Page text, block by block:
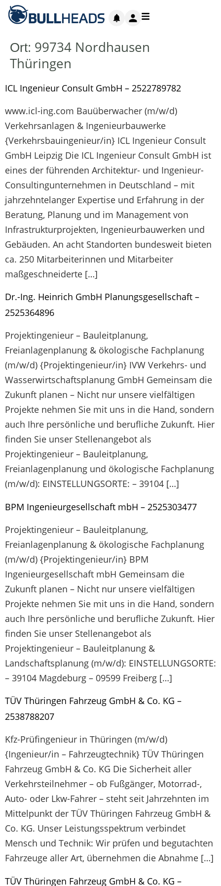
Ort: 99734 Nordhausen
Thüringen
ICL Ingenieur Consult GmbH – 2522789782
www.icl-ing.com Bauüberwacher (m/w/d)
Verkehrsanlagen & Ingenieurbauwerke
{Verkehrsbauingenieur/in} ICL Ingenieur Consult
GmbH Leipzig Die ICL Ingenieur Consult GmbH ist
eines der führenden Architektur- und Ingenieur-
Consultingunternehmen in Deutschland – mit
jahrzehntelanger Expertise und Erfahrung in der
Beratung, Planung und im Management von
Infrastrukturprojekten, Ingenieurbauwerken und
Gebäuden. An acht Standorten bundesweit bieten
ca. 250 Mitarbeiterinnen und Mitarbeiter
maßgeschneiderte […]
Dr.-Ing. Heinrich GmbH Planungsgesellschaft –
2525364896
Projektingenieur – Bauleitplanung,
Freianlagenplanung & ökologische Fachplanung
(m/w/d) {Projektingenieur/in} IVW Verkehrs- und
Wasserwirtschaftsplanung GmbH Gemeinsam die
Zukunft planen – Nicht nur unsere vielfältigen
Projekte nehmen Sie mit uns in die Hand, sondern
auch Ihre persönliche und berufliche Zukunft. Hier
finden Sie unser Stellenangebot als
Projektingenieur – Bauleitplanung,
Freianlagenplanung und ökologische Fachplanung
(m/w/d): EINSTELLUNGSORTE: – 39104 […]
BPM Ingenieurgesellschaft mbH – 2525303477
Projektingenieur – Bauleitplanung,
Freianlagenplanung & ökologische Fachplanung
(m/w/d) {Projektingenieur/in} BPM
Ingenieurgesellschaft mbH Gemeinsam die
Zukunft planen – Nicht nur unsere vielfältigen
Projekte nehmen Sie mit uns in die Hand, sondern
auch Ihre persönliche und berufliche Zukunft. Hier
finden Sie unser Stellenangebot als
Projektingenieur – Bauleitplanung &
Landschaftsplanung (m/w/d): EINSTELLUNGSORTE:
– 39104 Magdeburg – 09599 Freiberg […]
TÜV Thüringen Fahrzeug GmbH & Co. KG –
2538788207
Kfz-Prüfingenieur in Thüringen (m/w/d)
{Ingenieur/in – Fahrzeugtechnik} TÜV Thüringen
Fahrzeug GmbH & Co. KG Die Sicherheit aller
Verkehrsteilnehmer – ob Fußgänger, Motorrad-,
Auto- oder Lkw-Fahrer – steht seit Jahrzehnten im
Mittelpunkt der TÜV Thüringen Fahrzeug GmbH &
Co. KG. Unser Leistungsspektrum verbindet
Mensch und Technik: Wir prüfen und begutachten
Fahrzeuge aller Art, übernehmen die Abnahme […]
TÜV Thüringen Fahrzeug GmbH & Co. KG –